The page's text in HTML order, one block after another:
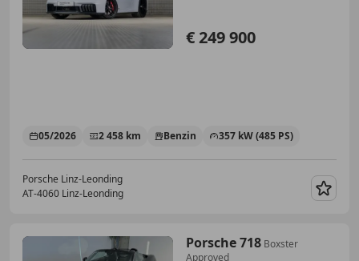
€ 249 900
05/2026 2 458 km Benzin 357 kW (485 PS)
Porsche Linz-Leonding
AT-4060 Linz-Leonding
Porsche 718 Boxster
Approved